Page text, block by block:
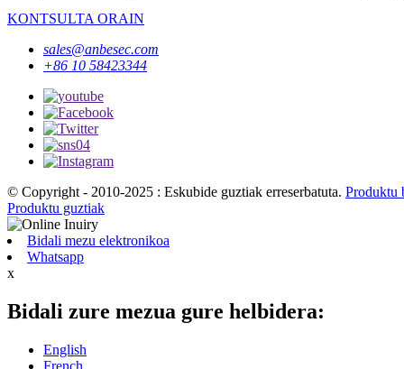
KONTSULTA ORAIN
sales@anbesec.com
+86 10 58423344
© Copyright - 2010-2025 : Eskubide guztiak erreserbatuta. Produktu
Produktu guztiak
Bidali mezu elektronikoa
Whatsapp
x
Bidali zure mezua gure helbidera:
English
French